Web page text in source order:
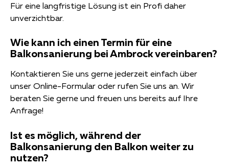
Für eine langfristige Lösung ist ein Profi daher
unverzichtbar.
Wie kann ich einen Termin für eine
Balkonsanierung bei Ambrock vereinbaren?
Kontaktieren Sie uns gerne jederzeit einfach über
unser Online-Formular oder rufen Sie uns an. Wir
beraten Sie gerne und freuen uns bereits auf Ihre
Anfrage!
Ist es möglich, während der
Balkonsanierung den Balkon weiter zu
nutzen?